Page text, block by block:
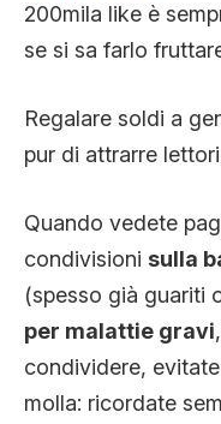
200mila like è
se si sa farlo
Regalare soldi a
pur di attrarre
Quando vedete
condivisioni sulla
(spesso già guariti
per malattie gravi
condividere,
molla: ricordate